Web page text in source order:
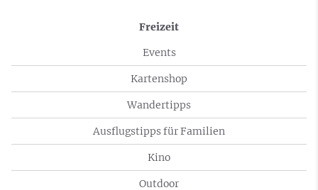
Freizeit
Events
Kartenshop
Wandertipps
Ausflugstipps für Familien
Kino
Outdoor